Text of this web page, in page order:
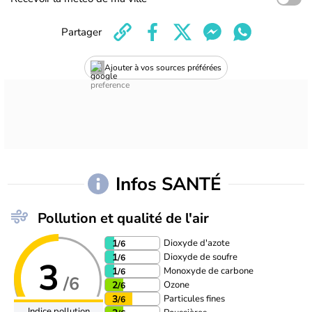
Ajouter à vos sources préférées
Partager
Infos SANTÉ
Pollution et qualité de l'air
3 /6
1/6 Dioxyde d'azote
1/6 Dioxyde de soufre
1/6 Monoxyde de carbone
2/6 Ozone
3/6 Particules fines